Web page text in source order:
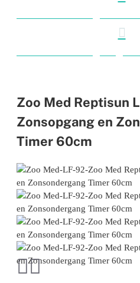
Zoo Med Reptisun
Zonsopgang en
Timer 60cm